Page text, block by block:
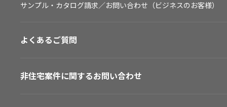
サンプル・カタログ請求／お問い合わせ（ビジネスのお客様）
よくあるご質問
非住宅案件に関するお問い合わせ